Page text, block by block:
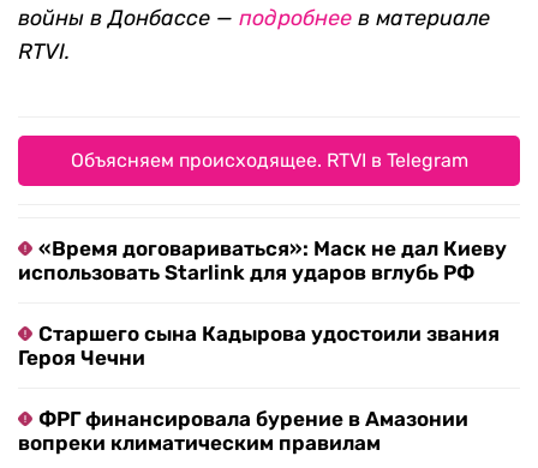
войны в Донбассе — подробнее в материале
RTVI.
Объясняем происходящее. RTVI в Telegram
«Время договариваться»: Маск не дал Киеву
использовать Starlink для ударов вглубь РФ
Старшего сына Кадырова удостоили звания
Героя Чечни
ФРГ финансировала бурение в Амазонии
вопреки климатическим правилам